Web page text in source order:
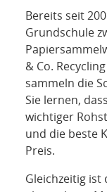
Bereits seit
Grundschule
& Co.
sammeln die
Sie lernen,
wichtiger
und die beste
Preis.
Gleichzeitig ist